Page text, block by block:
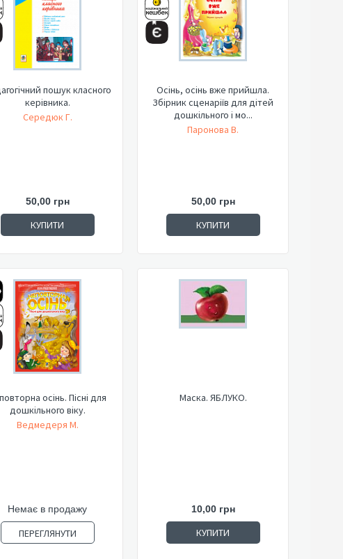
пошук класного
керівника.
Середюк Г.
50,00 грн
КУПИТИ
Осінь, осінь вже прийшла.
Збірник сценаріїв для дітей
дошкільного і мо...
Паронова В.
50,00 грн
КУПИТИ
осінь. Пісні для
дошкільного віку.
Ведмедеря М.
Немає в продажу
ПЕРЕГЛЯНУТИ
Маска. ЯБЛУКО.
10,00 грн
КУПИТИ